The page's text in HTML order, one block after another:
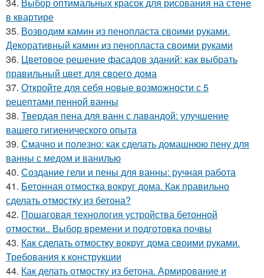
в квартире
35. Возводим камин из пенопласта своими руками.
Декоративный камин из пенопласта своими руками
36. Цветовое решение фасадов зданий: как выбрать
правильный цвет для своего дома
37. Откройте для себя новые возможности с 5
рецептами пенной ванны
38. Твердая пена для ванн с лавандой: улучшение
вашего гигиенического опыта
39. Смачно и полезно: как сделать домашнюю пену для
ванны с медом и ванилью
40. Создание гели и пены для ванны: ручная работа
41. Бетонная отмостка вокруг дома. Как правильно
сделать отмостку из бетона?
42. Пошаговая технология устройства бетонной
отмостки.. Выбор времени и подготовка почвы
43. Как сделать отмостку вокруг дома своими руками.
Требования к конструкции
44. Как делать отмостку из бетона. Армирование и